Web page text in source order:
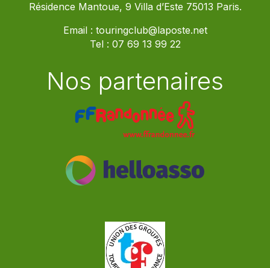
Résidence Mantoue, 9 Villa d’Este 75013 Paris.
Email : touringclub@laposte.net
Tel : 07 69 13 99 22
Nos partenaires